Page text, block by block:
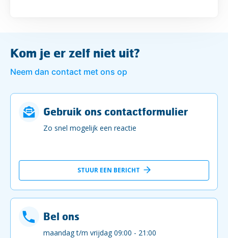
Kom je er zelf niet uit?
Neem dan contact met ons op
Gebruik ons contactformulier
Zo snel mogelijk een reactie
STUUR EEN BERICHT
Bel ons
maandag t/m vrijdag 09:00 - 21:00